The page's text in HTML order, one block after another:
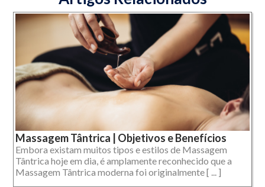
Massagem Tântrica | Objetivos e Benefícios
Embora existam muitos tipos e estilos de Massagem
Tântrica hoje em dia, é amplamente reconhecido que a
Massagem Tântrica moderna foi originalmente [ ... ]